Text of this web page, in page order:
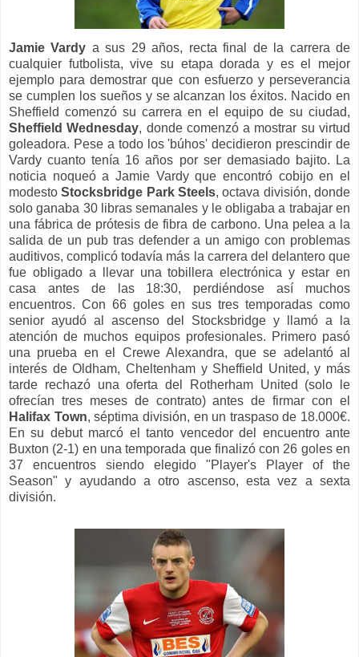
Jamie Vardy a sus 29 años, recta final de la carrera de
cualquier futbolista, vive su etapa dorada y es el mejor
ejemplo para demostrar que con esfuerzo y perseverancia
se cumplen los sueños y se alcanzan los éxitos. Nacido en
Sheffield comenzó su carrera en el equipo de su ciudad,
Sheffield Wednesday, donde comenzó a mostrar su virtud
goleadora. Pese a todo los 'búhos' decidieron prescindir de
Vardy cuanto tenía 16 años por ser demasiado bajito. La
noticia noqueó a Jamie Vardy que encontró cobijo en el
modestoStocksbridge Park Steels, octava división, donde
solo ganaba 30 libras semanales y le obligaba a trabajar en
una fábrica de prótesis de fibra de carbono. Una pelea a la
salida de un pub tras defender a un amigo con problemas
auditivos, complicó todavía más la carrera del delantero que
fue obligado a llevar una tobillera electrónica y estar en
casa antes de las 18:30, perdiéndose así muchos
encuentros. Con 66 goles en sus tres temporadas como
senior ayudó al ascenso del Stocksbridge y llamó a la
atención de muchos equipos profesionales. Primero pasó
una prueba en el Crewe Alexandra, que se adelantó al
interés de Oldham, Cheltenham y Sheffield United, y más
tarde rechazó una oferta del Rotherham United (solo le
ofrecían tres meses de contrato) antes de firmar con el
Halifax Town, séptima división, en un traspaso de 18.000€.
En su debut marcó el tanto vencedor del encuentro ante
Buxton (2-1) en una temporada que finalizó con 26 goles en
37 encuentros siendo elegido "Player's Player of the
Season" y ayudando a otro ascenso, esta vez a sexta
división.